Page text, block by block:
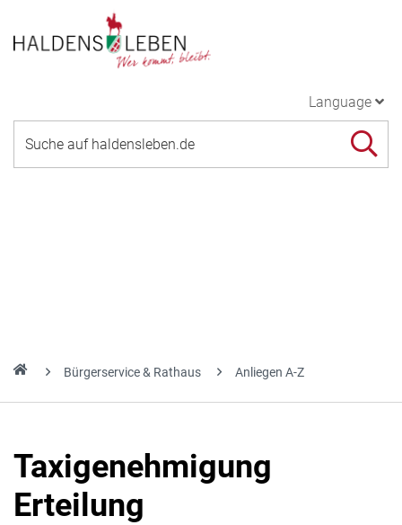
Language
Bürgerservice & Rathaus Anliegen A-Z
Taxigenehmigung
Erteilung